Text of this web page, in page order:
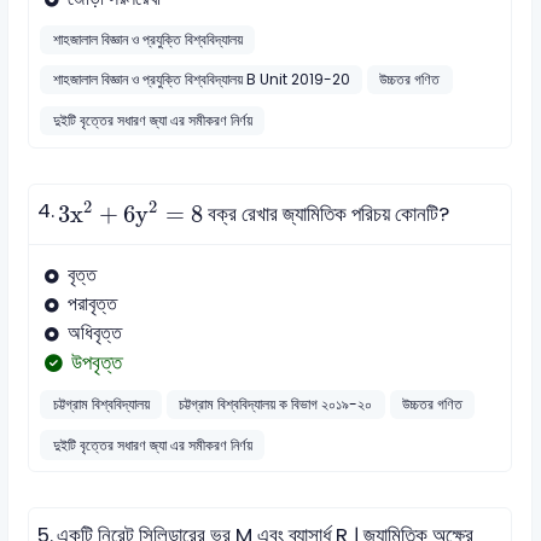
শাহজালাল বিজ্ঞান ও প্রযুক্তি বিশ্ববিদ্যালয়
শাহজালাল বিজ্ঞান ও প্রযুক্তি বিশ্ববিদ্যালয় B Unit 2019-20
উচ্চতর গণিত
দুইটি বৃত্তের সধারণ জ্যা এর সমীকরণ নির্ণয়
4.3x2 + 6y2 = 8
3 x2 + 6y 2 8 বক্র রেখার জ্যামিতিক পরিচয় কোনটি?
বৃত্ত
পরাবৃত্ত
অধিবৃত্ত
উপবৃত্ত
চট্টগ্রাম বিশ্ববিদ্যালয় চট্টগ্রাম বিশ্ববিদ্যালয় ক বিভাগ ২০১৯-২০
উচ্চতর গণিত
দুইটি বৃত্তের সধারণ জ্যা এর সমীকরণ নির্ণয়
5.একটি নিরেট সিলিন্ডারের ভর M এবং ব্যাসার্ধ R । জ্যামিতিক অক্ষের